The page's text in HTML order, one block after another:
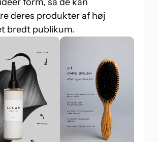
deres produkter af høj
bredt publikum.